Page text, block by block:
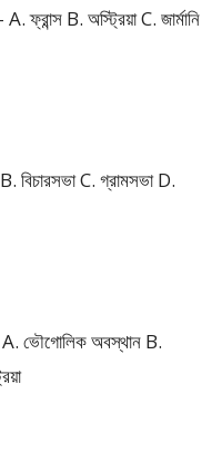
ফ্রান্স B. অস্ট্রিয়া C. জার্মানি
বিচারসভা C. গ্রামসভা D.
A. ভৌগোলিক অবস্থান B.